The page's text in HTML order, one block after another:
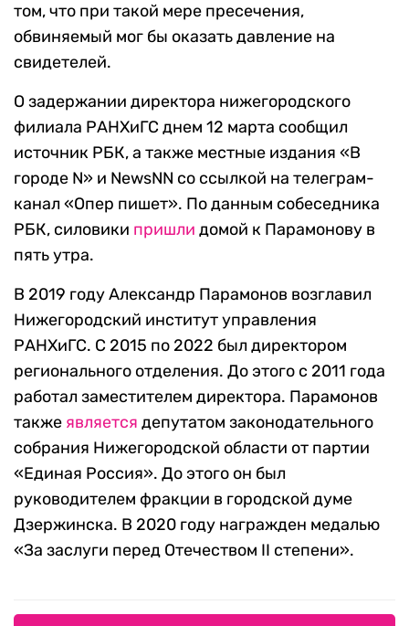
том, что при такой мере пресечения,
обвиняемый мог бы оказать давление на
свидетелей.
О задержании директора нижегородского
филиала РАНХиГС днем 12 марта сообщил
источник РБК, а также местные издания «В
городе N» и NewsNN со ссылкой на телеграм-
канал «Опер пишет». По данным собеседника
РБК, силовики пришли домой к Парамонову в
пять утра.
В 2019 году Александр Парамонов возглавил
Нижегородский институт управления
РАНХиГС. С 2015 по 2022 был директором
регионального отделения. До этого с 2011 года
работал заместителем директора. Парамонов
также является депутатом законодательного
собрания Нижегородской области от партии
«Единая Россия». До этого он был
руководителем фракции в городской думе
Дзержинска. В 2020 году награжден медалью
«За заслуги перед Отечеством II степени».